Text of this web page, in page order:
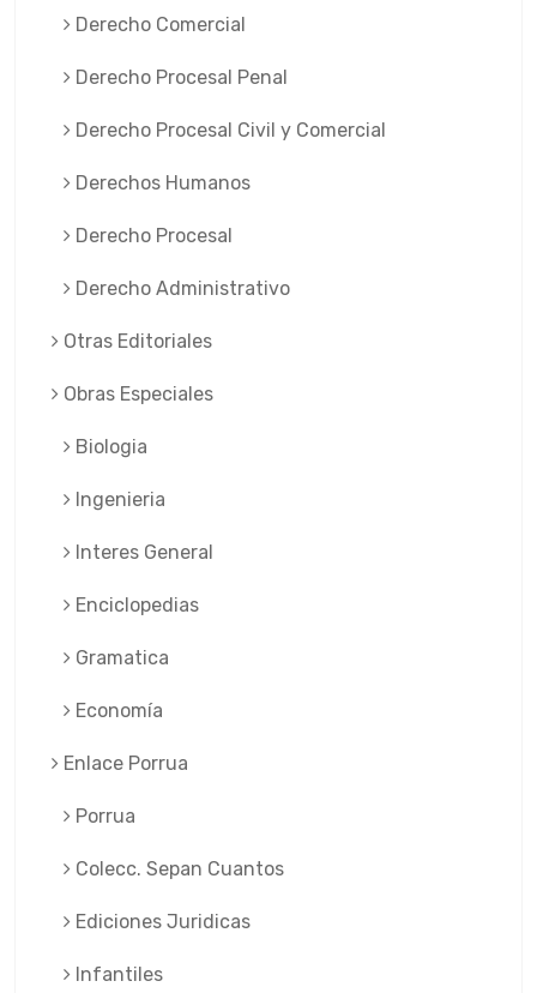
Derecho Comercial
Derecho Procesal Penal
Derecho Procesal Civil y Comercial
Derechos Humanos
Derecho Procesal
Derecho Administrativo
Otras Editoriales
Obras Especiales
Biologia
Ingenieria
Interes General
Enciclopedias
Gramatica
Economía
Enlace Porrua
Porrua
Colecc. Sepan Cuantos
Ediciones Juridicas
Infantiles